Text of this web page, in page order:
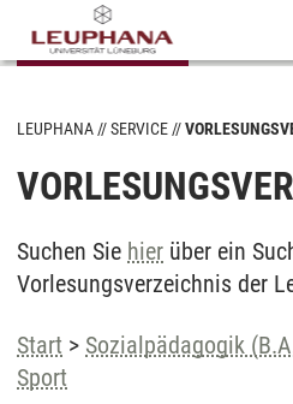
LEUPHANA SERVICE
Suchen Sie hier über ein
Vorlesungsverzeichnis der
Start > Sozialpädagogik
Sport